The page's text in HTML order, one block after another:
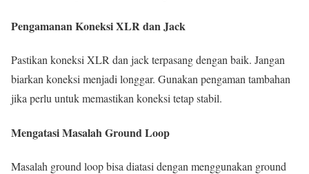
Pengamanan Koneksi XLR dan Jack
Pastikan koneksi XLR dan jack terpasang dengan baik. Jangan
biarkan koneksi menjadi longgar. Gunakan pengaman tambahan
jika perlu untuk memastikan koneksi tetap stabil.
Mengatasi Masalah Ground Loop
Masalah ground loop bisa diatasi dengan menggunakan ground